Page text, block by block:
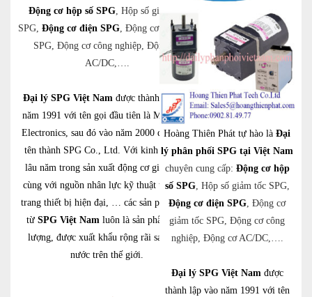
Động cơ hộp số SPG, Hộp số giảm tốc
SPG, Động cơ điện SPG, Động cơ giảm tốc
SPG, Động cơ công nghiệp, Động cơ
AC/DC,….
Đại lý SPG Việt Nam được thành lập vào
năm 1991 với tên gọi đầu tiên là Myungjin
Electronics, sau đó vào năm 2000 được đổi
tên thành SPG Co., Ltd. Với kinh nghiệm
lâu năm trong sản xuất động cơ giảm tốc,
cùng với nguồn nhân lực kỹ thuật tốt nhất,
trang thiết bị hiện đại, … các sản phẩm đến
từ SPG Việt Namluôn là sản phẩm chất
lượng, được xuất khẩu rộng rãi sang các
nước trên thế giới.
Hoàng Thiên Phát tự hào là Đại
lý phân phối SPG tại Việt Nam
chuyên cung cấp: Động cơ hộp
số SPG, Hộp số giảm tốc SPG,
Động cơ điện SPG, Động cơ
giảm tốc SPG, Động cơ công
nghiệp, Động cơ AC/DC,….
Đại lý SPG Việt Namđược
thành lập vào năm 1991 với tên